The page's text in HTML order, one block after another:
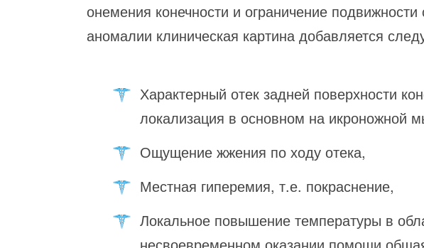
онемения конечности и ограничение
аномалии клиническая картина добавляется
Характерный отек задней поверхности
локализация в основном на икроножной
Ощущение жжения по ходу отека,
Местная гиперемия, т.е. покраснение,
Локальное повышение температуры в